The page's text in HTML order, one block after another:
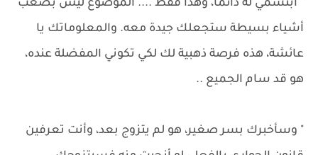
" ابتسمي له دائما، وهذا فقط .... الموضوع ليس بصعب
أشياء بسيطة ستجعلك جيدة معه. والمعلوماتك يا
عائشة، هذه فرصة ذهبية لك لكي تكوني المفضلة عنده،
هو قد سام الجميع ..
" وسأخبرك بسر صغير، هو لم يتزوج بعد، وأنت تعرفين